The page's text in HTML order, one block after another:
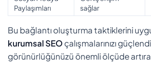
Paylaşımları
sağlar
Bu bağlantı oluşturma taktiklerini
kurumsal SEO çalışmalarınızı
görünürlüğünüzü önemli ölçüde